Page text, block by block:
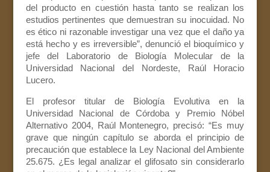
del producto en cuestión hasta tanto se realizan los
estudios pertinentes que demuestran su inocuidad. No
es ético ni razonable investigar una vez que el daño ya
está hecho y es irreversible”, denunció el bioquímico y
jefe del Laboratorio de Biología Molecular de la
Universidad Nacional del Nordeste, Raúl Horacio
Lucero.
El profesor titular de Biología Evolutiva en la
Universidad Nacional de Córdoba y Premio Nóbel
Alternativo 2004, Raúl Montenegro, precisó: “Es muy
grave que ningún capítulo se aborda el principio de
precaución que establece la Ley Nacional del Ambiente
25.675. ¿Es legal analizar el glifosato sin considerarlo